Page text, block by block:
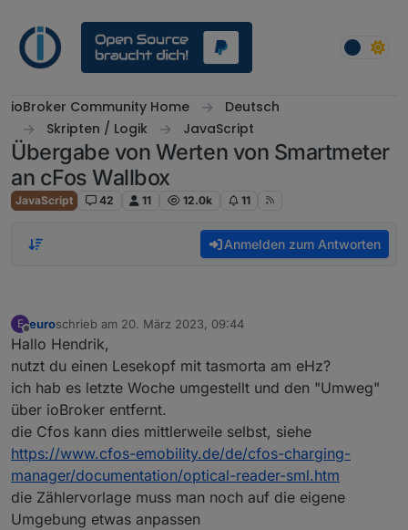
ioBroker Community Home
Deutsch
Skripten / Logik
JavaScript
Übergabe von Werten von Smartmeter
an cFos Wallbox
JavaScript 42 11 12.0k 11
Anmelden zum Antworten
E
Offline
euroschrieb am 20. März 2023, 09:44
zuletzt editiert von
Hallo Hendrik,
nutzt du einen Lesekopf mit tasmorta am eHz?
ich hab es letzte Woche umgestellt und den "Umweg"
über ioBroker entfernt.
die Cfos kann dies mittlerweile selbst, siehe
https://www.cfos-emobility.de/de/cfos-charging-
manager/documentation/optical-reader-sml.htm
die Zählervorlage muss man noch auf die eigene
Umgebung etwas anpassen